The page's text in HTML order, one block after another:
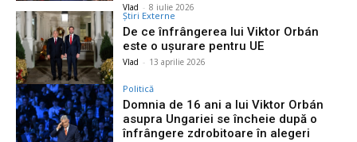
Vlad - 8 iulie 2026
Știri Externe
De ce înfrângerea lui Viktor Orbán
este o ușurare pentru UE
Vlad - 13 aprilie 2026
Politică
Domnia de 16 ani a lui Viktor Orbán
asupra Ungariei se încheie după o
înfrângere zdrobitoare în alegeri